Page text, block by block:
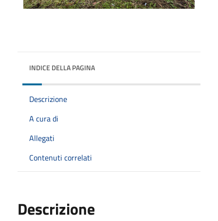
INDICE DELLA PAGINA
Descrizione
A cura di
Allegati
Contenuti correlati
Descrizione